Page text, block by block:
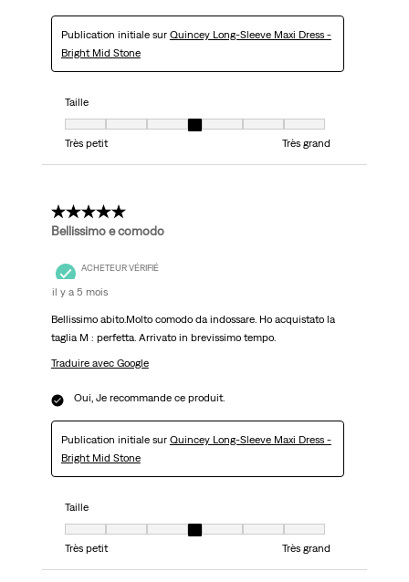
Publication initiale sur Quincey Long-Sleeve Maxi Dress -
Bright Mid Stone
Taille
Très petit
Très grand
5 étoile(s) sur 5.
Bellissimo e comodo
ACHETEUR VÉRIFIÉ
il y a 5 mois
Bellissimo abito.Molto comodo da indossare. Ho acquistato la
taglia M : perfetta. Arrivato in brevissimo tempo.
Traduire avec Google
Oui, Je recommande ce produit.
Publication initiale sur Quincey Long-Sleeve Maxi Dress -
Bright Mid Stone
Taille
Très petit
Très grand